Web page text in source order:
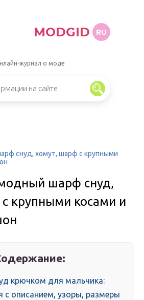
MODGID RU
журнал о моде
снуд, хомут, шарф с крупными
шарф снуд,
крупными косами и
крючком для мальчика:
с описанием, узоры, размеры